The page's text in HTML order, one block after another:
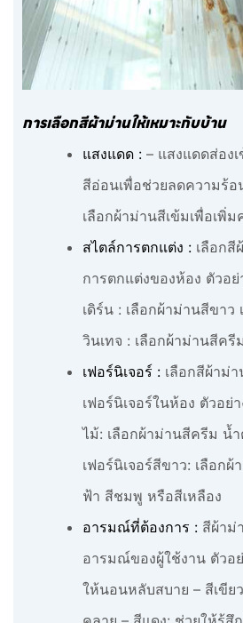
การเลือกสีผ้าม่านให้เหมาะกับบ้าน
แสงแดด : – แสงแดดส่อง
สีอ่อนเพื่อช่วยลดความร้อ
เลือกผ้าม่านสีเข้มเพื่อเพิ่
สไตล์การตกแต่ง : เลือกสี
การตกแต่งของห้อง ตัวอย่
เดิร์น : เลือกผ้าม่านสีขาว
วินเทจ : เลือกผ้าม่านสีค
เฟอร์นิเจอร์ : เลือกสีผ้าม่
เฟอร์นิเจอร์ในห้อง ตัวอย่
ไม้: เลือกผ้าม่านสีครีม น้
เฟอร์นิเจอร์สีขาว: เลือก
ฟ้า สีชมพู หรือสีเหลือง
อารมณ์ที่ต้องการ : สีผ้าม่
อารมณ์ของผู้ใช้งาน ตัวอ
ให้นอนหลับสบาย – สีเขีย